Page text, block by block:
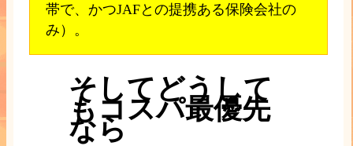
帯で、かつJAFとの提携ある保険会社の
み）。
そしてどうして
もコスパ最優先
なら